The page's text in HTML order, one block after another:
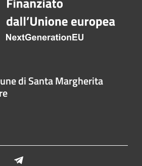
di Santa Margherita